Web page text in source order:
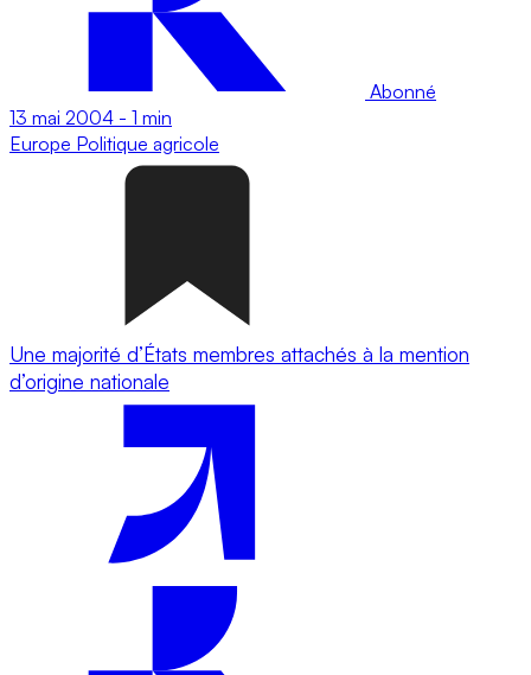
Abonné
13 mai 2004 - 1 min
Europe Politique agricole
Une majorité d’États membres attachés à la mention
d’origine nationale